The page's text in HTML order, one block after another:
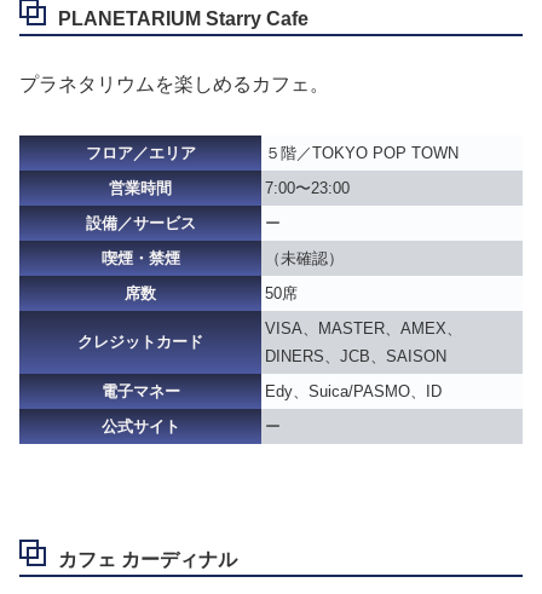
PLANETARIUM Starry Cafe
プラネタリウムを楽しめるカフェ。
フロア／エリア
５階／TOKYO POP TOWN
営業時間
7:00〜23:00
設備／サービス
ー
喫煙・禁煙
（未確認）
席数
50席
クレジットカード
VISA、MASTER、AMEX、
DINERS、JCB、SAISON
電子マネー
Edy、Suica/PASMO、ID
公式サイト
ー
カフェ カーディナル